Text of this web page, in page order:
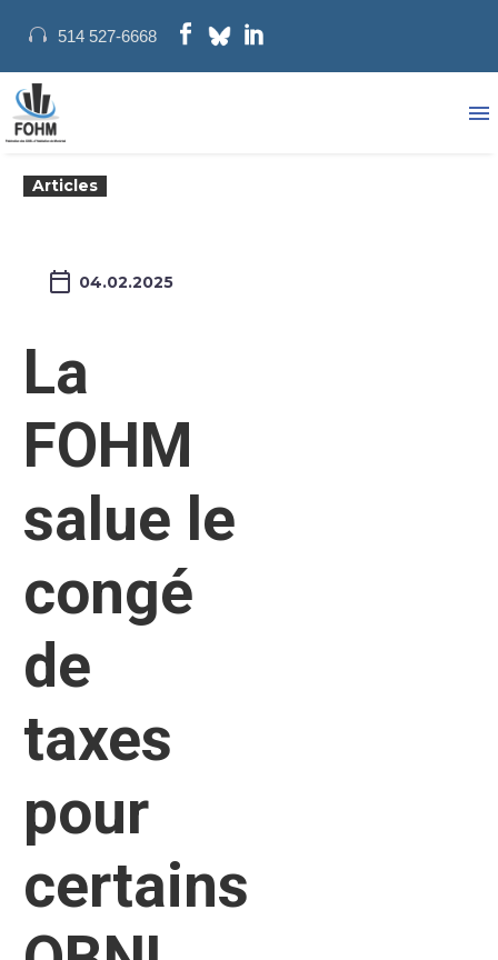
514 527-6668
Articles
04.02.2025
La
FOHM
salue le
congé
de
taxes
pour
certains